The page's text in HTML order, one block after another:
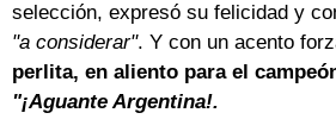
selección, expresó su felicidad y
"a considerar". Y con un acento
perlita, en aliento para el
"¡Aguante Argentina!.